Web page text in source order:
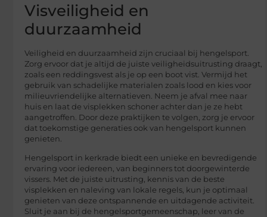
Visveiligheid en
duurzaamheid
Veiligheid en duurzaamheid zijn cruciaal bij hengelsport.
Zorg ervoor dat je altijd de juiste veiligheidsuitrusting draagt,
zoals een reddingsvest als je op een boot vist. Vermijd het
gebruik van schadelijke materialen zoals lood en kies voor
milieuvriendelijke alternatieven. Neem je afval mee naar
huis en laat de visplekken schoner achter dan je ze hebt
aangetroffen. Door deze praktijken te volgen, zorg je ervoor
dat toekomstige generaties ook van hengelsport kunnen
genieten.
Hengelsport in kerkrade biedt een unieke en bevredigende
ervaring voor iedereen, van beginners tot doorgewinterde
vissers. Met de juiste uitrusting, kennis van de beste
visplekken en naleving van lokale regels, kun je optimaal
genieten van deze ontspannende en uitdagende activiteit.
Sluit je aan bij de hengelsportgemeenschap, leer van de